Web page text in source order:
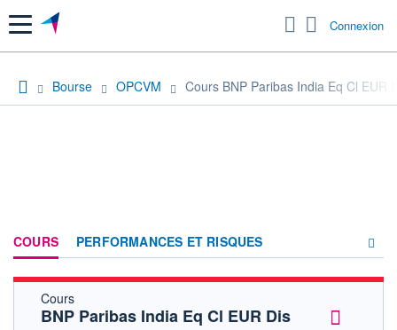
Menu Connexion
Bourse OPCVM Cours BNP Paribas India Eq Cl EUR
COURS PERFORMANCES ET RISQUES
Cours
BNP Paribas India Eq Cl EUR Dis